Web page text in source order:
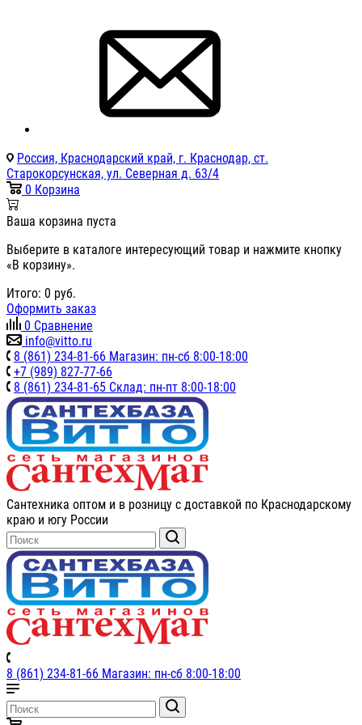
Россия, Краснодарский край, г. Краснодар, ст.
Старокорсунская, ул. Северная д. 63/4
0 Корзина
Ваша корзина пуста
Выберите в каталоге интересующий товар и нажмите кнопку
«В корзину».
Итого: 0 руб.
Оформить заказ
0 Сравнение
info@vitto.ru
8 (861) 234-81-66 Магазин: пн-сб 8:00-18:00
+7 (989) 827-77-66
8 (861) 234-81-65 Склад: пн-пт 8:00-18:00
Сантехника оптом и в розницу с доставкой по Краснодарскому
краю и югу России
8 (861) 234-81-66 Магазин: пн-сб 8:00-18:00